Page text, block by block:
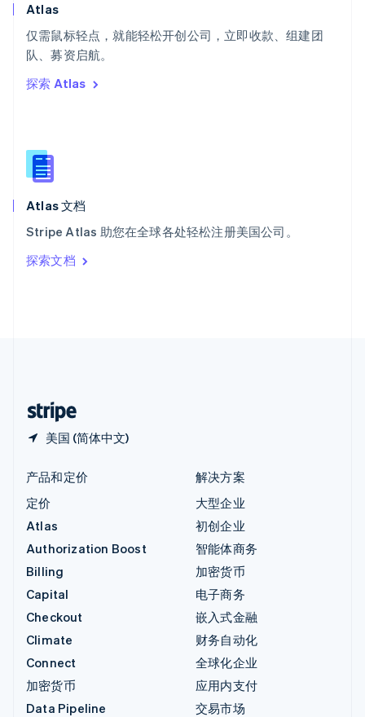
Atlas
仅需鼠标轻点，就能轻松开创公司，立即收款、组建团
队、募资启航。
探索 Atlas
Atlas 文档
Stripe Atlas 助您在全球各处轻松注册美国公司。
探索文档
美国 (简体中文)
泰国
ไทยEnglish
希腊
English
西班牙
新西兰
English
匈牙利
English
ItalianoEnglish
印度
English
产品和定价
定价
Atlas
Authorization Boost
Billing
Capital
Checkout
Climate
Connect
加密货币
Data Pipeline
解决方案
大型企业
初创企业
智能体商务
加密货币
电子商务
嵌入式金融
财务自动化
全球化企业
应用内支付
交易市场